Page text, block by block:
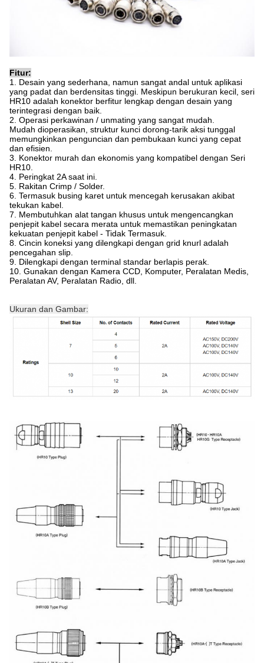
Fitur:
1. Desain yang sederhana, namun sangat andal untuk aplikasi
yang padat dan berdensitas tinggi. Meskipun berukuran kecil, seri
HR10 adalah konektor berfitur lengkap dengan desain yang
terintegrasi dengan baik.
2. Operasi perkawinan / unmating yang sangat mudah.
Mudah dioperasikan, struktur kunci dorong-tarik aksi tunggal
memungkinkan penguncian dan pembukaan kunci yang cepat
dan efisien.
3. Konektor murah dan ekonomis yang kompatibel dengan Seri
HR10.
4. Peringkat 2A saat ini.
5. Rakitan Crimp / Solder.
6. Termasuk busing karet untuk mencegah kerusakan akibat
tekukan kabel.
7. Membutuhkan alat tangan khusus untuk mengencangkan
penjepit kabel secara merata untuk memastikan peningkatan
kekuatan penjepit kabel - Tidak Termasuk.
8. Cincin koneksi yang dilengkapi dengan grid knurl adalah
pencegahan slip.
9. Dilengkapi dengan terminal standar berlapis perak.
10. Gunakan dengan Kamera CCD, Komputer, Peralatan Medis,
Peralatan AV, Peralatan Radio, dll.
Ukuran dan Gambar: